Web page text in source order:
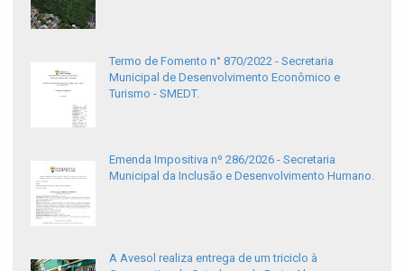
Termo de Fomento n° 870/2022 - Secretaria
Municipal de Desenvolvimento Econômico e
Turismo - SMEDT.
Emenda Impositiva nº 286/2026 - Secretaria
Municipal da Inclusão e Desenvolvimento Humano.
A Avesol realiza entrega de um triciclo à